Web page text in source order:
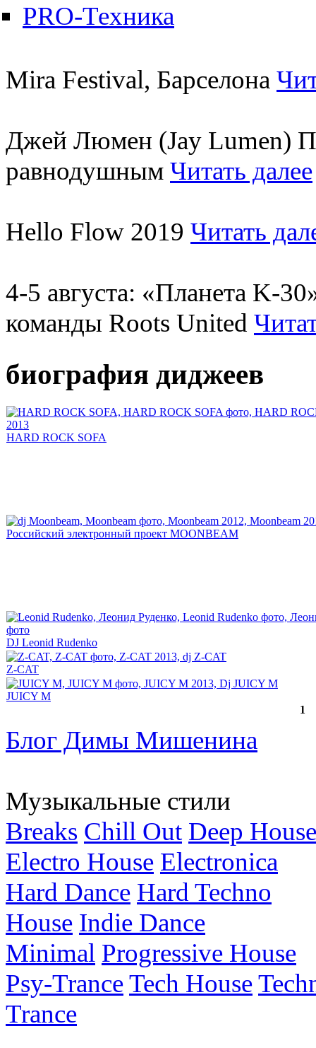
PRO-Техника
Mira Festival, Барселона
Джей Люмен (Jay Lumen)
равнодушным Читать далее
Hello Flow 2019 Читать
4-5 августа: «Планета K-
команды Roots United
биография диджеев
HARD ROCK SOFA
Российский электронный проект MOONBEAM
DJ Leonid Rudenko
Z-CAT
JUICY M
1
Блог Димы Мишенина
Музыкальные стили
Breaks Chill Out Deep House
Electro House Electronica
Hard Dance Hard Techno
House Indie Dance
Minimal Progressive House
Psy-TranceTech House
Trance